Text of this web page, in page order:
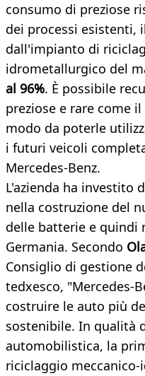
consumo di preziose
dei processi esistenti,
dall'impianto di
idrometallurgico del
al 96%. È possibile
preziose e rare come il
modo da poterle
i futuri veicoli
Mercedes-Benz.
L'azienda ha investito
nella costruzione del
delle batterie e quindi
Germania. Secondo
Consiglio di gestione
tedxesco, "Mercedes-
costruire le auto più
sostenibile. In qualità
automobilistica, la
riciclaggio